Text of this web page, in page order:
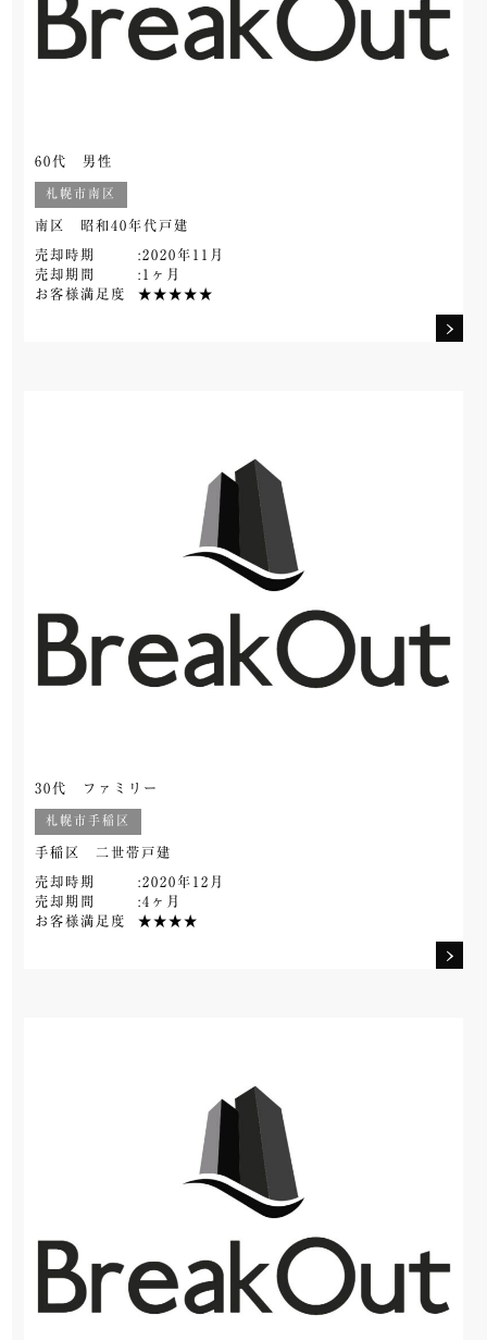
60代 男性
札幌市南区
南区 昭和40年代戸建
売却時期
:2020年11月
売却期間
:1ヶ月
お客様満足度
★★★★★
30代 ファミリー
札幌市手稲区
手稲区 二世帯戸建
売却時期
:2020年12月
売却期間
:4ヶ月
お客様満足度
★★★★